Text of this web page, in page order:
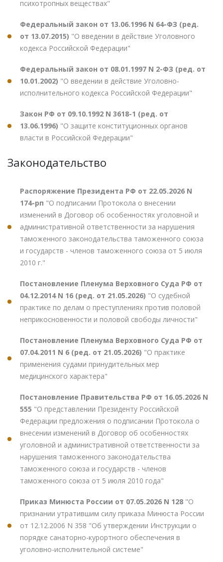
психотропных веществах"
Федеральный закон от 13.06.1996 N 64-ФЗ (ред.
от 13.07.2015) "О введении в действие Уголовного
кодекса Российской Федерации"
Федеральный закон от 08.01.1997 N 2-ФЗ (ред. от
10.01.2002) "О введении в действие Уголовно-
исполнительного кодекса Российской Федерации"
Закон РФ от 09.10.1992 N 3618-1 (ред. от
13.06.1996) "О защите конституционных органов
власти в Российской Федерации"
Законодательство
Распоряжение Президента РФ от 22.05.2026 N
174-рп "О подписании Протокола о внесении
изменений в Договор об особенностях уголовной и
административной ответственности за нарушения
таможенного законодательства таможенного союза
и государств - членов таможенного союза от 5 июля
2010 г."
Постановление Пленума Верховного Суда РФ от
04.12.2014 N 16 (ред. от 21.05.2026) "О судебной
практике по делам о преступлениях против половой
неприкосновенности и половой свободы личности"
Постановление Пленума Верховного Суда РФ от
07.04.2011 N 6 (ред. от 21.05.2026) "О практике
применения судами принудительных мер
медицинского характера"
Постановление Правительства РФ от 16.05.2026 N
555 "О представлении Президенту Российской
Федерации предложения о подписании Протокола о
внесении изменений в Договор об особенностях
уголовной и административной ответственности за
нарушения таможенного законодательства
таможенного союза и государств - членов
таможенного союза от 5 июля 2010 года"
Приказ Минюста России от 07.05.2026 N 128 "О
признании утратившим силу приказа Минюста России
от 12.12.2006 N 358 "Об утверждении Инструкции о
порядке санаторно-курортного обеспечения в
уголовно-исполнительной системе"